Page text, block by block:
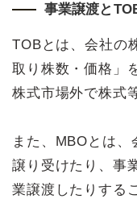
事業譲渡と
TOBとは、会社の
取り株数・価格」
株式市場外で株式
また、MBOとは
譲り受けたり、事
業譲渡したりする